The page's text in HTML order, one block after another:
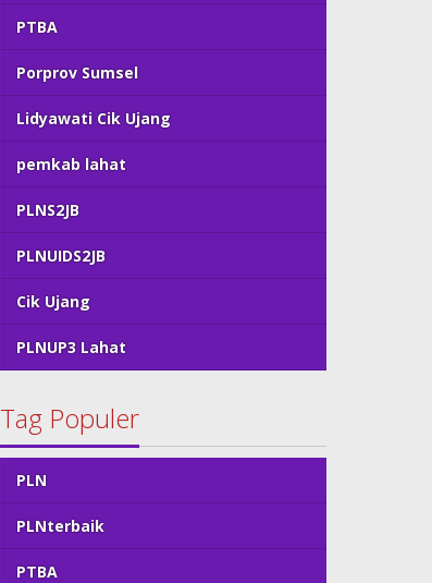
PTBA
Porprov Sumsel
Lidyawati Cik Ujang
pemkab lahat
PLNS2JB
PLNUIDS2JB
Cik Ujang
PLNUP3 Lahat
Tag Populer
PLN
PLNterbaik
PTBA